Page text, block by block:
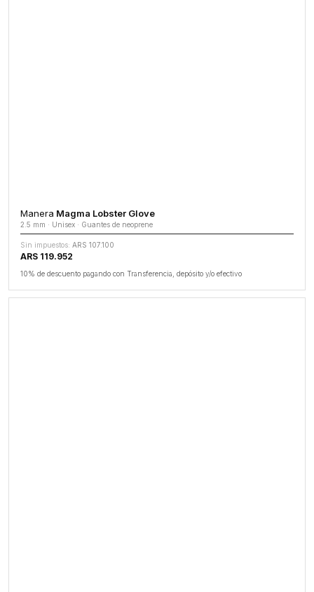
Manera Magma Lobster Glove
2.5 mm · Unisex · Guantes de neoprene
Sin impuestos: ARS 107.100
ARS 119.952
10% de descuento pagando con Transferencia, depósito y/o efectivo